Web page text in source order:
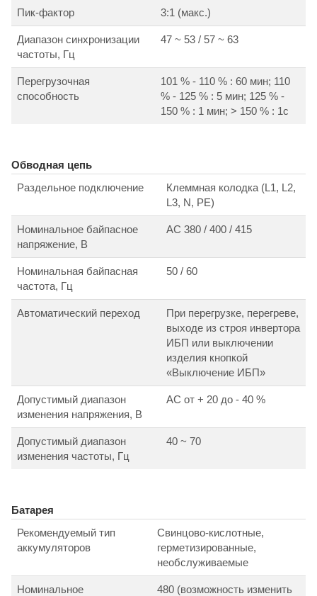
Пик-фактор 3:1 (макс.)
Диапазон синхронизации
частоты, Гц
47 ~ 53 / 57 ~ 63
Перегрузочная
способность
101 % - 110 % : 60 мин; 110
% - 125 % : 5 мин; 125 % -
150 % : 1 мин; > 150 % : 1с
Обводная цепь
Раздельное подключение
Клеммная колодка (L1, L2,
L3, N, PE)
Номинальное байпасное
напряжение, В
АС 380 / 400 / 415
Номинальная байпасная
частота, Гц
50 / 60
Автоматический переход
При перегрузке, перегреве,
выходе из строя инвертора
ИБП или выключении
изделия кнопкой
«Выключение ИБП»
Допустимый диапазон
изменения напряжения, В
АС от + 20 до - 40 %
Допустимый диапазон
изменения частоты, Гц
40 ~ 70
Батарея
Рекомендуемый тип
аккумуляторов
Свинцово-кислотные,
герметизированные,
необслуживаемые
Номинальное
480 (возможность изменить